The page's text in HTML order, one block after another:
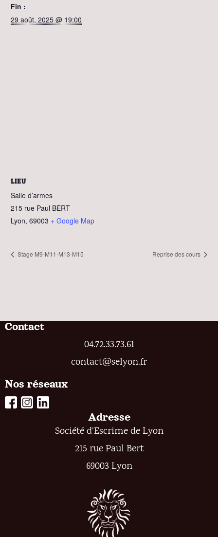
Fin :
29 août, 2025 @ 19:00
LIEU
Salle d’armes
215 rue Paul BERT
Lyon, 69003 + Google Map
Stage M9-M11-M13-M15 Reprise des cours
Contact
04.72.33.73.61
contact@selyon.fr
Nos réseaux
Adresse
Société d’Escrime de Lyon
215 rue Paul Bert
69003 Lyon